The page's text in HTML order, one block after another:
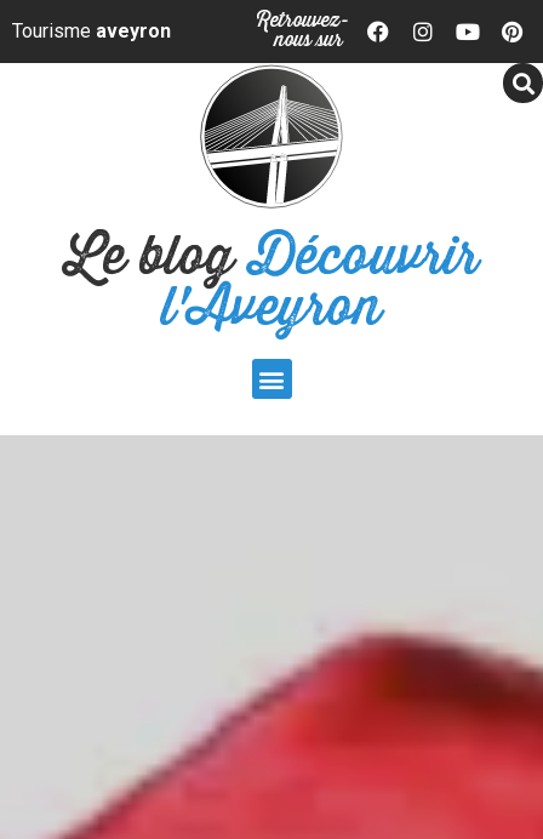
Panneau de gestion des cookies
Tourisme aveyron Retrouvez-
nous sur
Le blogDécouvrir
l'Aveyron